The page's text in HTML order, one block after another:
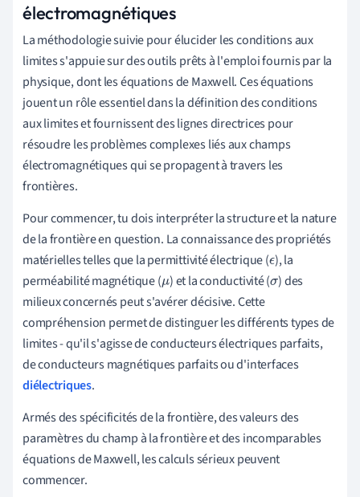
électromagnétiques
La méthodologie suivie pour élucider les conditions aux
limites s'appuie sur des outils prêts à l'emploi fournis par la
physique, dont les équations de Maxwell. Ces équations
jouent un rôle essentiel dans la définition des conditions
aux limites et fournissent des lignes directrices pour
résoudre les problèmes complexes liés aux champs
électromagnétiques qui se propagent à travers les
frontières.
Pour commencer, tu dois interpréter la structure et la nature
de la frontière en question. La connaissance des propriétés
matérielles telles que la permittivité électrique (ϵ), la
perméabilité magnétique (μ) et la conductivité (σ) des
milieux concernés peut s'avérer décisive. Cette
compréhension permet de distinguer les différents types de
limites - qu'il s'agisse de conducteurs électriques parfaits,
de conducteurs magnétiques parfaits ou d'interfaces
diélectriques.
Armés des spécificités de la frontière, des valeurs des
paramètres du champ à la frontière et des incomparables
équations de Maxwell, les calculs sérieux peuvent
commencer.